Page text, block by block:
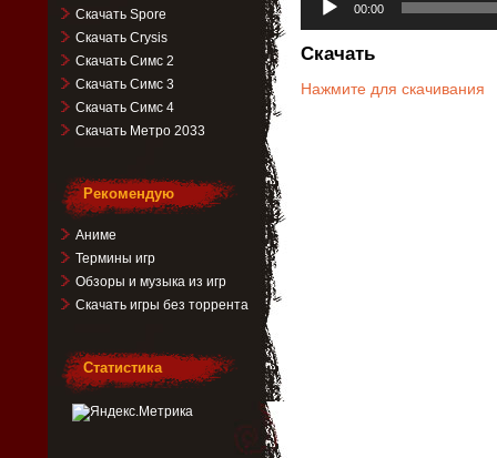
00:00
Скачать
Нажмите для скачивания
Скачать Spore
Скачать Crysis
Скачать Симс 2
Скачать Симс 3
Скачать Симс 4
Скачать Метро 2033
Рекомендую
Аниме
Термины игр
Обзоры и музыка из игр
Скачать игры без торрента
Статистика